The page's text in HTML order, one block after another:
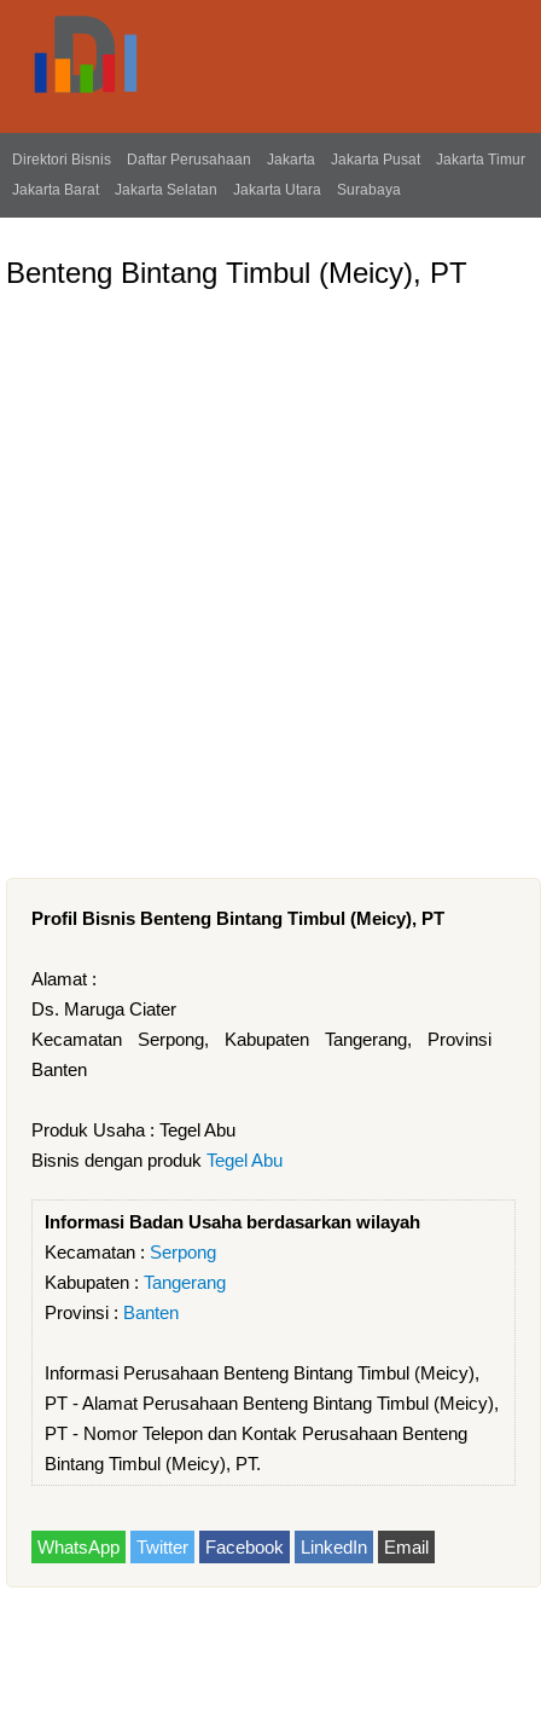
Direktori Bisnis Daftar Perusahaan Jakarta Jakarta Pusat
Jakarta Timur
Jakarta Barat
Jakarta Selatan Jakarta Utara Surabaya
Benteng Bintang Timbul (Meicy), PT
Profil Bisnis Benteng Bintang Timbul (Meicy), PT
Alamat :
Ds. Maruga Ciater
Kecamatan Serpong, Kabupaten Tangerang, Provinsi
Banten
Produk Usaha : Tegel Abu
Bisnis dengan produk Tegel Abu
Informasi Badan Usaha berdasarkan wilayah
Kecamatan : Serpong
Kabupaten : Tangerang
Provinsi : Banten
Informasi Perusahaan Benteng Bintang Timbul (Meicy),
PT - Alamat Perusahaan Benteng Bintang Timbul (Meicy),
PT - Nomor Telepon dan Kontak Perusahaan Benteng
Bintang Timbul (Meicy), PT.
WhatsApp Twitter Facebook LinkedIn Email